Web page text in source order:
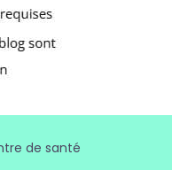
de santé